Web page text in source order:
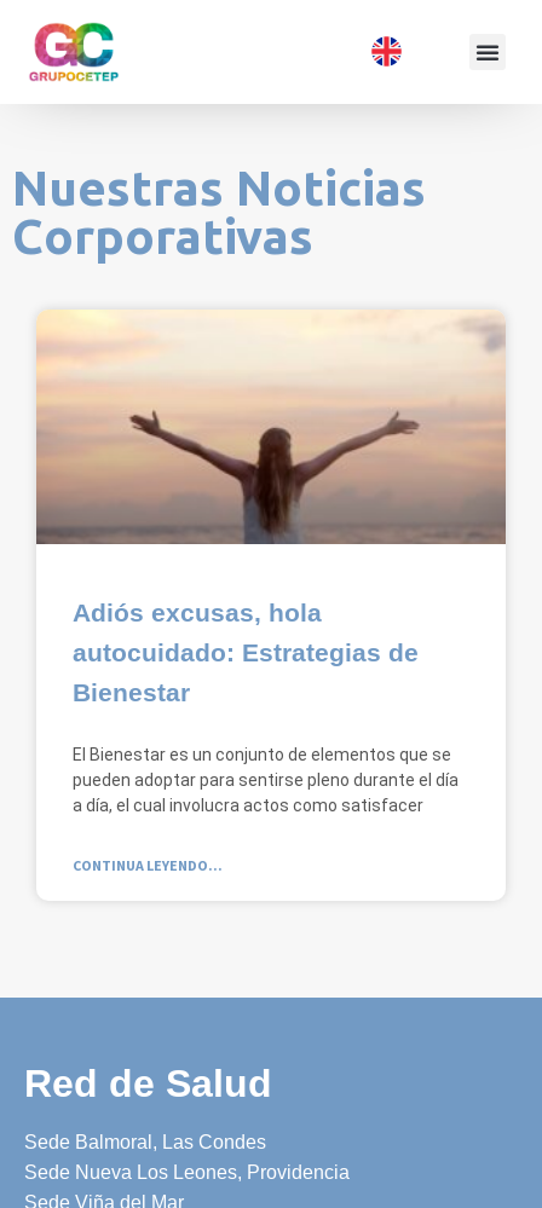
Nuestras Noticias
Corporativas
Adiós excusas, hola
autocuidado: Estrategias de
Bienestar
El Bienestar es un conjunto de elementos que se
pueden adoptar para sentirse pleno durante el día
a día, el cual involucra actos como satisfacer
CONTINUA LEYENDO...
Red de Salud
Sede Balmoral, Las Condes
Sede Nueva Los Leones, Providencia
Sede Viña del Mar